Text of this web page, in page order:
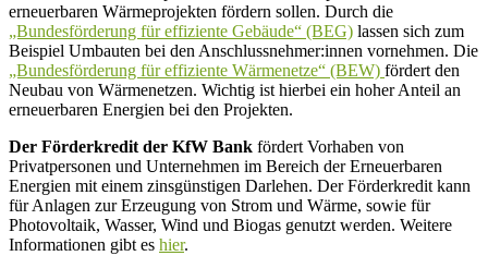
erneuerbaren Wärmeprojekten fördern sollen. Durch die
„Bundesförderung für effiziente Gebäude“ (BEG) lassen sich zum
Beispiel Umbauten bei den Anschlussnehmer:innen vornehmen. Die
„Bundesförderung für effiziente Wärmenetze“ (BEW) fördert den
Neubau von Wärmenetzen. Wichtig ist hierbei ein hoher Anteil an
erneuerbaren Energien bei den Projekten.
Der Förderkredit der KfW Bank fördert Vorhaben von
Privatpersonen und Unternehmen im Bereich der Erneuerbaren
Energien mit einem zinsgünstigen Darlehen. Der Förderkredit kann
für Anlagen zur Erzeugung von Strom und Wärme, sowie für
Photovoltaik, Wasser, Wind und Biogas genutzt werden. Weitere
Informationen gibt es hier.